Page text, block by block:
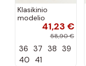
Klasikinio
modelio
aukštakulniai
šokolado
spalvos Nesha
41,23 €
58,90 €
36 37 38 39
40 41